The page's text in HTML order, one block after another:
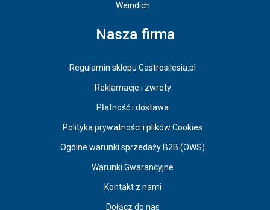
Weindich
Nasza firma
Regulamin sklepu Gastrosilesia.pl
Reklamacje i zwroty
Płatność i dostawa
Polityka prywatności i plików Cookies
Ogólne warunki sprzedaży B2B (OWS)
Warunki Gwarancyjne
Kontakt z nami
Dołącz do nas